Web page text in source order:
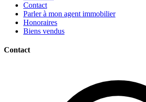
Contact
Parler à mon agent immobilier
Honoraires
Biens vendus
Contact